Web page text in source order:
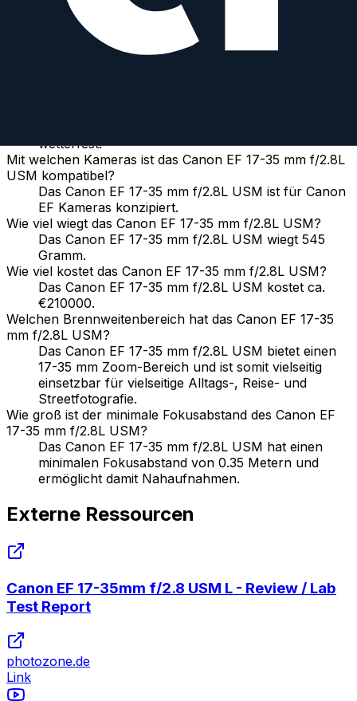
über ein schnelles und präzises Autofokus-
System.
Hat das Canon EF 17-35 mm f/2.8L USM
wetterfest.
Mit welchen Kameras ist das Canon EF 17-35 mm f/2.8L
USM kompatibel?
Das Canon EF 17-35 mm f/2.8L USM ist für Canon
EF Kameras konzipiert.
Wie viel wiegt das Canon EF 17-35 mm f/2.8L USM?
Das Canon EF 17-35 mm f/2.8L USM wiegt 545
Gramm.
Wie viel kostet das Canon EF 17-35 mm f/2.8L USM?
Das Canon EF 17-35 mm f/2.8L USM kostet ca.
€210000.
Welchen Brennweitenbereich hat das Canon EF 17-35
mm f/2.8L USM?
Das Canon EF 17-35 mm f/2.8L USM bietet einen
17-35 mm Zoom-Bereich und ist somit vielseitig
einsetzbar für vielseitige Alltags-, Reise- und
Streetfotografie.
Wie groß ist der minimale Fokusabstand des Canon EF
17-35 mm f/2.8L USM?
Das Canon EF 17-35 mm f/2.8L USM hat einen
minimalen Fokusabstand von 0.35 Metern und
ermöglicht damit Nahaufnahmen.
Externe Ressourcen
Canon EF 17-35mm f/2.8 USM L - Review / Lab
Test Report
photozone.de
Link